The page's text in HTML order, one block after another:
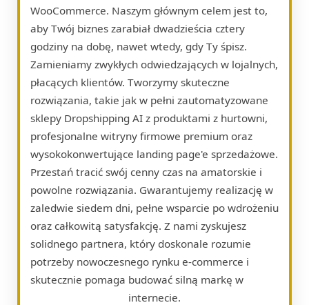
WooCommerce. Naszym głównym celem jest to,
aby Twój biznes zarabiał dwadzieścia cztery
godziny na dobę, nawet wtedy, gdy Ty śpisz.
Zamieniamy zwykłych odwiedzających w lojalnych,
płacących klientów. Tworzymy skuteczne
rozwiązania, takie jak w pełni zautomatyzowane
sklepy Dropshipping AI z produktami z hurtowni,
profesjonalne witryny firmowe premium oraz
wysokokonwertujące landing page'e sprzedażowe.
Przestań tracić swój cenny czas na amatorskie i
powolne rozwiązania. Gwarantujemy realizację w
zaledwie siedem dni, pełne wsparcie po wdrożeniu
oraz całkowitą satysfakcję. Z nami zyskujesz
solidnego partnera, który doskonale rozumie
potrzeby nowoczesnego rynku e-commerce i
skutecznie pomaga budować silną markę w
internecie.